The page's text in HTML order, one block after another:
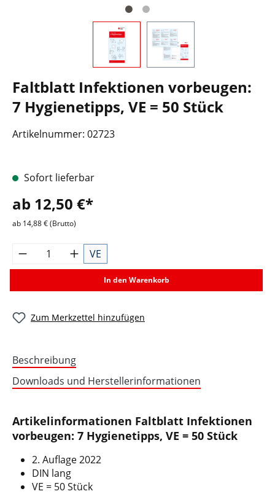
Faltblatt Infektionen vorbeugen:
7 Hygienetipps, VE = 50 Stück
Artikelnummer: 02723
Sofort lieferbar
ab 12,50 €*
ab 14,88 € (Brutto)
VE
In den Warenkorb
Zum Merkzettel hinzufügen
Beschreibung
Downloads und Herstellerinformationen
Artikelinformationen Faltblatt Infektionen
vorbeugen: 7 Hygienetipps, VE = 50 Stück
2. Auflage 2022
DIN lang
VE = 50 Stück